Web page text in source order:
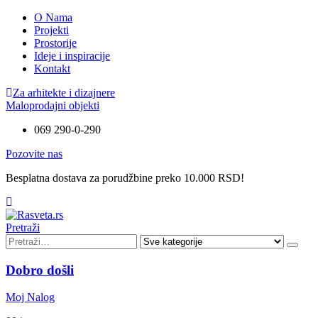
O Nama
Projekti
Prostorije
Ideje i inspiracije
Kontakt
Za arhitekte i dizajnere
Maloprodajni objekti
069 290-0-290
Pozovite nas
Besplatna dostava za porudžbine preko 10.000 RSD!
Pretraži
Dobro došli
Moj Nalog